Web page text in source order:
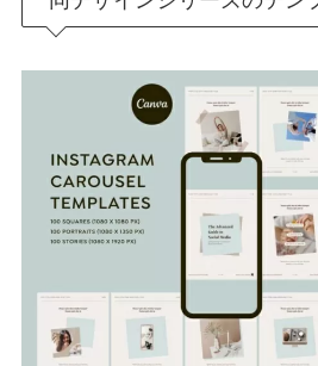
※Canvaの使い方についてはお答えし